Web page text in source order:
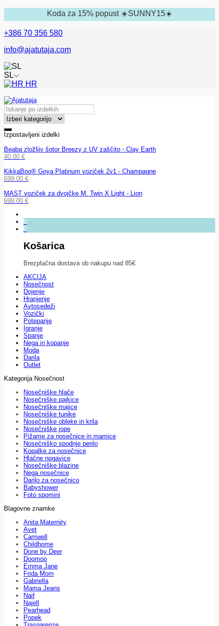
Koda za 15% popust ☀️SUNNY15☀️
+386 70 356 580
info@ajatutaja.com
SL
HR
Izpostavljeni izdelki
Beaba zložljiv šotor Breezy z UV zaščito - Clay Earth
40.00 €
KikkaBoo® Goya Platinum voziček 2v1 - Champagne
699.00 €
MAST voziček za dvojčke M. Twin X Light - Lion
699.00 €
0
0
Košarica
Brezplačna dostava ob nakupu nad 85€
AKCIJA
Nosečnost
Dojenje
Hranjenje
Avtosedeži
Vozički
Potepanje
Igranje
Spanje
Nega in kopanje
Moda
Darila
Outlet
Kategorija Nosečnost
Nosečniške hlače
Nosečniške pajkice
Nosečniške majice
Nosečniške tunike
Nosečniške obleke in krila
Nosečniške jope
Pižame za nosečnice in mamice
Nosečniško spodnje perilo
Kopalke za nosečnice
Hlačne nogavice
Nosečniške blazine
Nega nosečnice
Darilo za nosečnico
Babyshower
Foto spomini
Blagovne znamke
Anita Maternity
Avet
Carriwell
Childhome
Done by Deer
Doomoo
Emma Jane
Frida Mom
Gabriella
Mama Jeans
Naif
Najell
Pearhead
Popek